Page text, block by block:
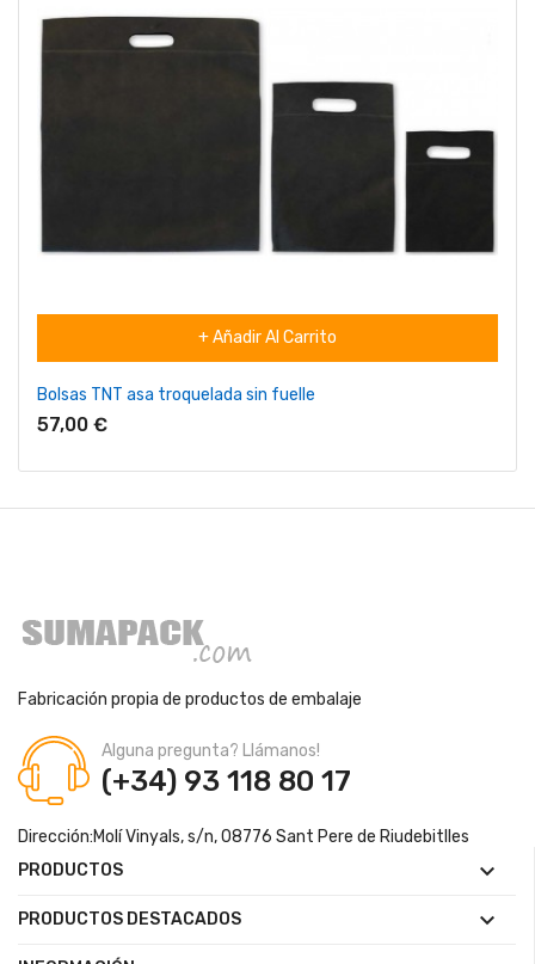
+ Añadir Al Carrito
Bolsas TNT asa troquelada sin fuelle
57,00 €
Fabricación propia de productos de embalaje
Alguna pregunta? Llámanos!
(+34) 93 118 80 17
Dirección:Molí Vinyals, s/n, 08776 Sant Pere de Riudebitlles
PRODUCTOS

PRODUCTOS DESTACADOS 